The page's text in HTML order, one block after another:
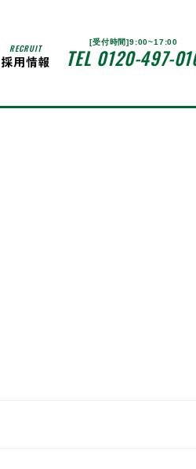
RECRUIT
採用情報
[受付時間]9:00~17:00
TEL 0120-497-